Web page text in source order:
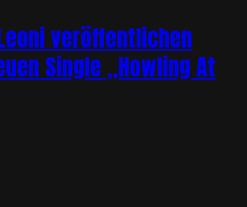
veröffentlichen
Single „Howling At